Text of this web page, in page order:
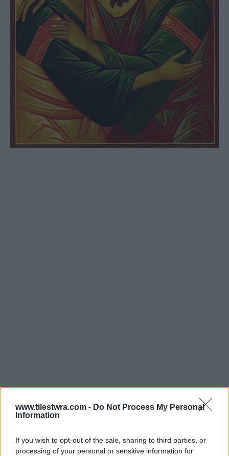
www.tilestwra.com - Do Not Process My Personal
Information
If you wish to opt-out of the sale, sharing to third parties, or
processing of your personal or sensitive information for
Μετά την Ανάληψη του Κυρίου, ο Πέτρος,
δίδαξε το Ευαγγέλιο στην Ιουδαία, στην
Καππαδοκία, στην Ασία και τη Βιθυνία. Κατά